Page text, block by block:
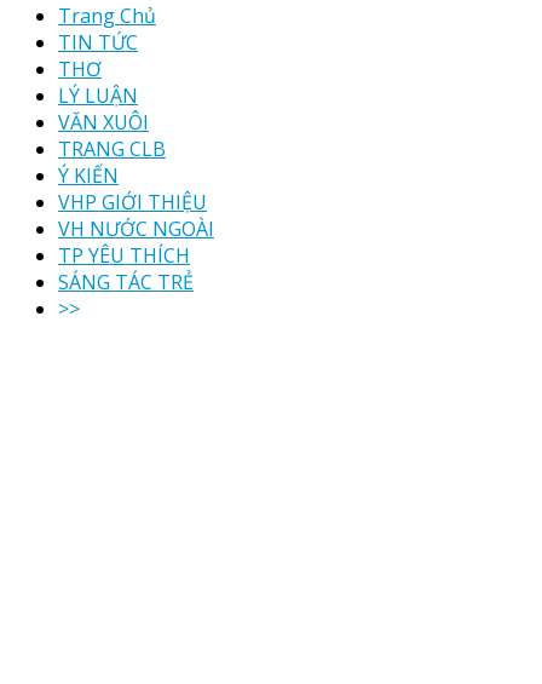
Trang Chủ
TIN TỨC
THƠ
LÝ LUẬN
VĂN XUÔI
TRANG CLB
Ý KIẾN
VHP GIỚI THIỆU
VH NƯỚC NGOÀI
TP YÊU THÍCH
SÁNG TÁC TRẺ
>>